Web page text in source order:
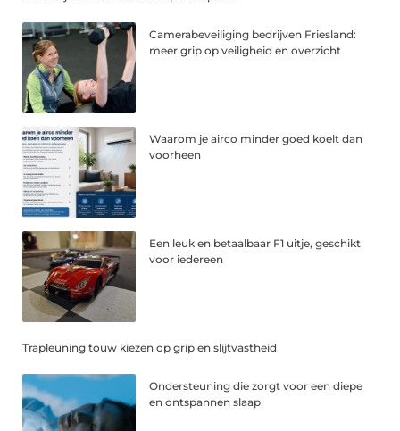
Camerabeveiliging bedrijven Friesland:
meer grip op veiligheid en overzicht
Waarom je airco minder goed koelt dan
voorheen
Een leuk en betaalbaar F1 uitje, geschikt
voor iedereen
Trapleuning touw kiezen op grip en slijtvastheid
Ondersteuning die zorgt voor een diepe
en ontspannen slaap